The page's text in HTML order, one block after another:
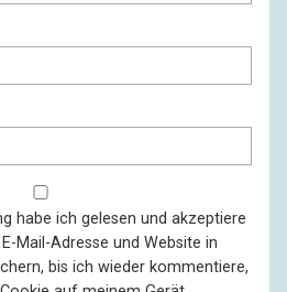
habe ich gelesen und akzeptiere
Mail-Adresse und Website in
bis ich wieder kommentiere,